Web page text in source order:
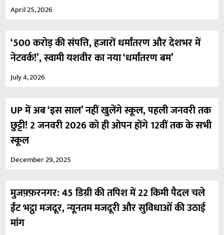
April 25, 2026
‘500 करोड़ की संपत्ति, हजारों धर्मांतरण और देशभर में
नेटवर्क!’, स्वामी यशवीर का नया ‘धर्मांतरण बम’
July 4, 2026
UP में अब ‘इस साल’ नहीं खुलेंगे स्कूल, पहली जनवरी तक
छुट्टी! 2 जनवरी 2026 को ही ओपन होंगे 12वीं तक के सभी
स्कूल
December 29, 2025
मुजफ़्फ़रनगर: 45 डिग्री की तपिश में 22 किमी पैदल चले
ईंट भट्ठा मजदूर, न्यूनतम मजदूरी और सुविधाओं की उठाई
मांग